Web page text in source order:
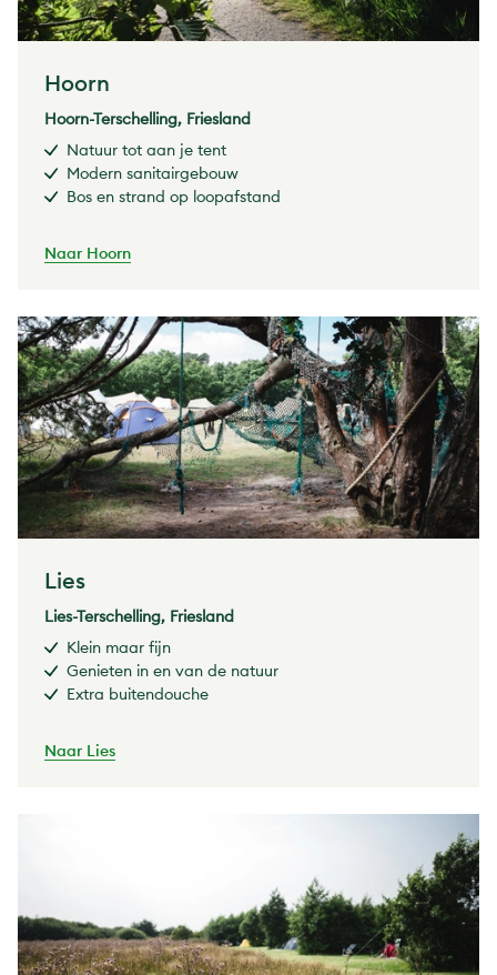
Hoorn
Hoorn-Terschelling, Friesland
Natuur tot aan je tent
Modern sanitairgebouw
Bos en strand op loopafstand
Naar Hoorn
Lies
Lies-Terschelling, Friesland
Klein maar fijn
Genieten in en van de natuur
Extra buitendouche
Naar Lies